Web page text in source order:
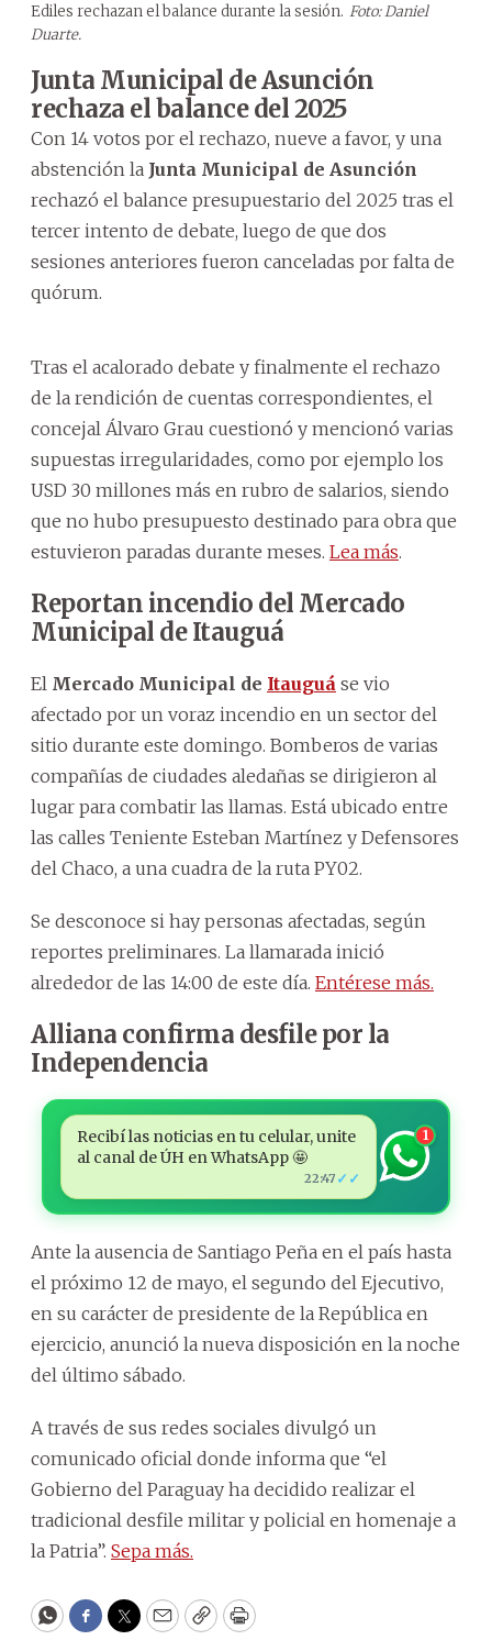
Ediles rechazan el balance durante la sesión. Foto: Daniel
Duarte.
Junta Municipal de Asunción
rechaza el balance del 2025
Con 14 votos por el rechazo, nueve a favor, y una
abstención la Junta Municipal de Asunción
rechazó el balance presupuestario del 2025 tras el
tercer intento de debate, luego de que dos
sesiones anteriores fueron canceladas por falta de
quórum.
Tras el acalorado debate y finalmente el rechazo
de la rendición de cuentas correspondientes, el
concejal Álvaro Grau cuestionó y mencionó varias
supuestas irregularidades, como por ejemplo los
USD 30 millones más en rubro de salarios, siendo
que no hubo presupuesto destinado para obra que
estuvieron paradas durante meses. Lea más.
Reportan incendio del Mercado
Municipal de Itauguá
El Mercado Municipal de Itauguá se vio
afectado por un voraz incendio en un sector del
sitio durante este domingo. Bomberos de varias
compañías de ciudades aledañas se dirigieron al
lugar para combatir las llamas. Está ubicado entre
las calles Teniente Esteban Martínez y Defensores
del Chaco, a una cuadra de la ruta PY02.
Se desconoce si hay personas afectadas, según
reportes preliminares. La llamarada inició
alrededor de las 14:00 de este día. Entérese más.
Alliana confirma desfile por la
Independencia
Recibí las noticias en tu celular, unite
al canal de ÚH en WhatsApp 🤩
22:47 ✓✓
1
Ante la ausencia de Santiago Peña en el país hasta
el próximo 12 de mayo, el segundo del Ejecutivo,
en su carácter de presidente de la República en
ejercicio, anunció la nueva disposición en la noche
del último sábado.
A través de sus redes sociales divulgó un
comunicado oficial donde informa que “el
Gobierno del Paraguay ha decidido realizar el
tradicional desfile militar y policial en homenaje a
la Patria”. Sepa más.
WhatsApp
Facebook
Twitter
EmailCopyPrint